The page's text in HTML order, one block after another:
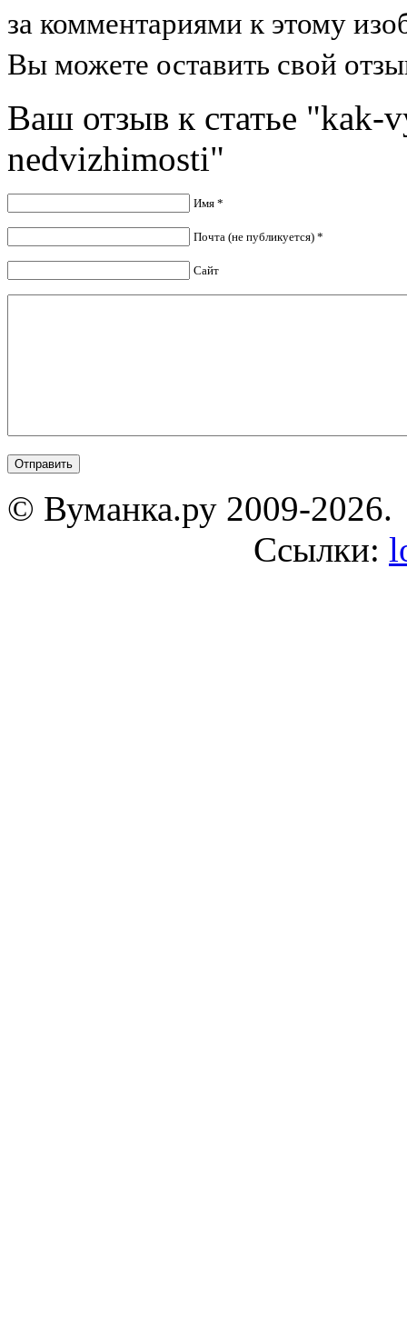
за комментариями к этому
Вы можете оставить свой
Ваш отзыв к статье "kak-
nedvizhimosti"
Имя *
Почта (не публикуется) *
Сайт
© Вуманка.ру 2009-2026.
Ссылки: